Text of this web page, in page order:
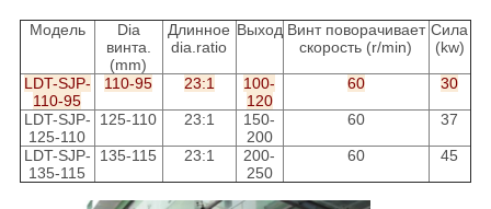
Модель
Dia
винта.
(mm)
Длинное
dia.ratio
Выход Винт поворачивает
скорость (r/min)
Сила
(kw)
LDT-SJP-
110-95
110-95 23:1
100-
120
60 30
LDT-SJP-
125-110
125-110 23:1
150-
200
60 37
LDT-SJP-
135-115
135-115 23:1
200-
250
60 45